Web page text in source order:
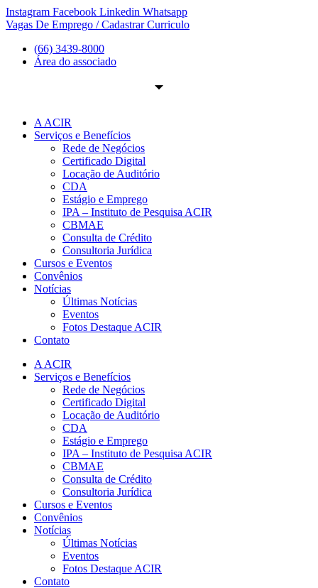
Ir
para
conteúdo
Instagram Facebook Linkedin Whatsapp
Vagas De Emprego / Cadastrar Curriculo
(66) 3439-8000
Área do associado
A ACIR
Serviços e Benefícios
Rede de Negócios
Certificado Digital
Locação de Auditório
CDA
Estágio e Emprego
IPA – Instituto de Pesquisa ACIR
CBMAE
Consulta de Crédito
Consultoria Jurídica
Cursos e Eventos
Convênios
Notícias
Últimas Notícias
Eventos
Fotos Destaque ACIR
Contato
A ACIR
Serviços e Benefícios
Rede de Negócios
Certificado Digital
Locação de Auditório
CDA
Estágio e Emprego
IPA – Instituto de Pesquisa ACIR
CBMAE
Consulta de Crédito
Consultoria Jurídica
Cursos e Eventos
Convênios
Notícias
Últimas Notícias
Eventos
Fotos Destaque ACIR
Contato